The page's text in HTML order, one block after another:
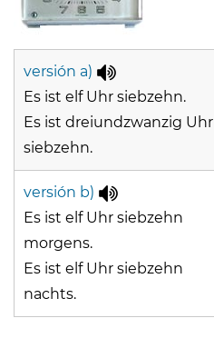
versión a)
Es ist elf Uhr siebzehn.
Es ist dreiundzwanzig Uhr
siebzehn.
versión b)
Es ist elf Uhr siebzehn
morgens.
Es ist elf Uhr siebzehn
nachts.